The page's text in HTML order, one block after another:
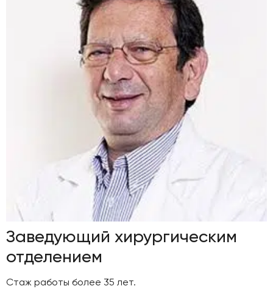
Заведующий хирургическим
отделением
Стаж работы более 35 лет.